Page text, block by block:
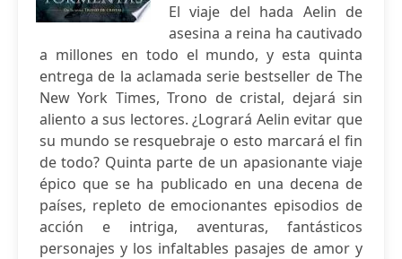
El viaje del hada Aelin de
asesina a reina ha cautivado
a millones en todo el mundo, y esta quinta
entrega de la aclamada serie bestseller de The
New York Times, Trono de cristal, dejará sin
aliento a sus lectores. ¿Logrará Aelin evitar que
su mundo se resquebraje o esto marcará el fin
de todo? Quinta parte de un apasionante viaje
épico que se ha publicado en una decena de
países, repleto de emocionantes episodios de
acción e intriga, aventuras, fantásticos
personajes y los infaltables pasajes de amor y